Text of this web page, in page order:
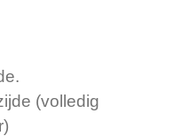
(volledig